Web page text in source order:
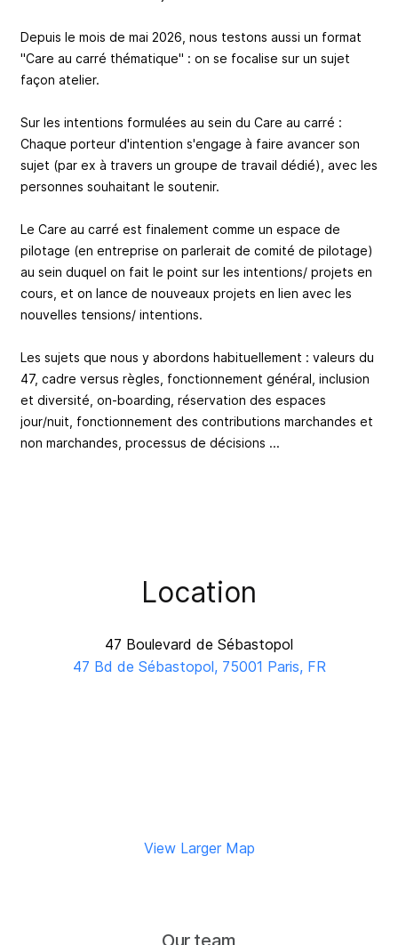
Depuis le mois de mai 2026, nous testons aussi un format
"Care au carré thématique" : on se focalise sur un sujet
façon atelier.
Sur les intentions formulées au sein du Care au carré :
Chaque porteur d'intention s'engage à faire avancer son
sujet (par ex à travers un groupe de travail dédié), avec les
personnes souhaitant le soutenir.
Le Care au carré est finalement comme un espace de
pilotage (en entreprise on parlerait de comité de pilotage)
au sein duquel on fait le point sur les intentions/ projets en
cours, et on lance de nouveaux projets en lien avec les
nouvelles tensions/ intentions.
Les sujets que nous y abordons habituellement : valeurs du
47, cadre versus règles, fonctionnement général, inclusion
et diversité, on-boarding, réservation des espaces
jour/nuit, fonctionnement des contributions marchandes et
non marchandes, processus de décisions ...
Location
47 Boulevard de Sébastopol
47 Bd de Sébastopol, 75001 Paris, FR
View Larger Map